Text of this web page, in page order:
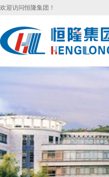
欢迎访问恒隆集团！